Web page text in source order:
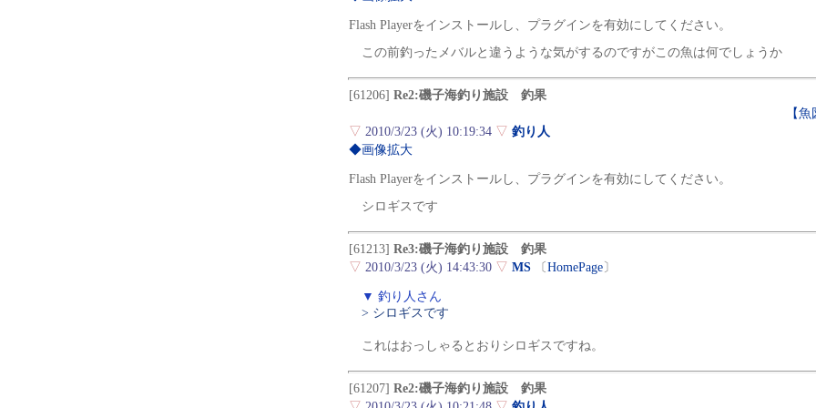
Flash Playerをインストールし、プラグインを有効にしてください。
この前釣ったメバルと違うような気がするのですがこの魚は何でしょうか
[61206] Re2:磯子海釣り施設 釣果
【
▽ 2010/3/23 (火) 10:19:34 ▽ 釣り人
◆画像拡大
Flash Playerをインストールし、プラグインを有効にしてください。
シロギスです
[61213] Re3:磯子海釣り施設 釣果
▽ 2010/3/23 (火) 14:43:30 ▽ MS 〔 HomePage 〕
▼ 釣り人さん
> シロギスです
これはおっしゃるとおりシロギスですね。
[61207] Re2:磯子海釣り施設 釣果